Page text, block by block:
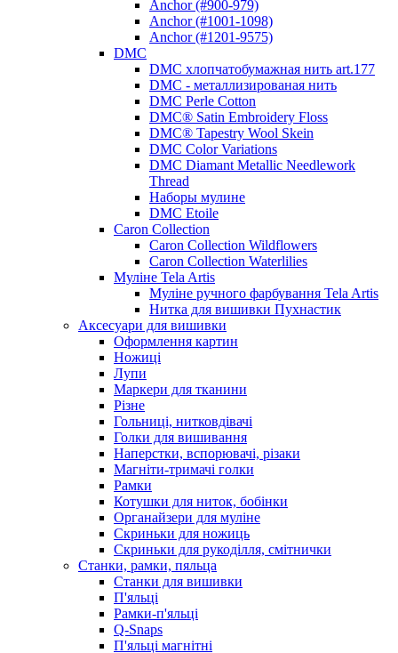
Anchor (#900-979)
Anchor (#1001-1098)
Anchor (#1201-9575)
DMC
DMC хлопчатобумажная нить art.177
DMC - металлизированая нить
DMC Perle Cotton
DMC® Satin Embroidery Floss
DMC® Tapestry Wool Skein
DMC Color Variations
DMC Diamant Metallic Needlework
Thread
Наборы мулине
DMC Etoile
Caron Collection
Caron Collection Wildflowers
Caron Collection Waterlilies
Муліне Tela Artis
Муліне ручного фарбування Tela Artis
Нитка для вишивки Пухнастик
Аксесуари для вишивки
Оформлення картин
Ножиці
Лупи
Маркери для тканини
Різне
Гольниці, нитковдівачі
Голки для вишивання
Наперстки, вспорювачі, різаки
Магніти-тримачі голки
Рамки
Котушки для ниток, бобінки
Органайзери для муліне
Скриньки для ножиць
Скриньки для рукоділля, смітнички
Станки, рамки, пяльца
Станки для вишивки
П'яльці
Рамки-п'яльці
Q-Snaps
П'яльці магнітні